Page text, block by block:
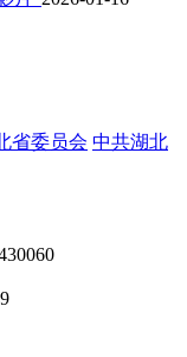
省委员会 中共湖北